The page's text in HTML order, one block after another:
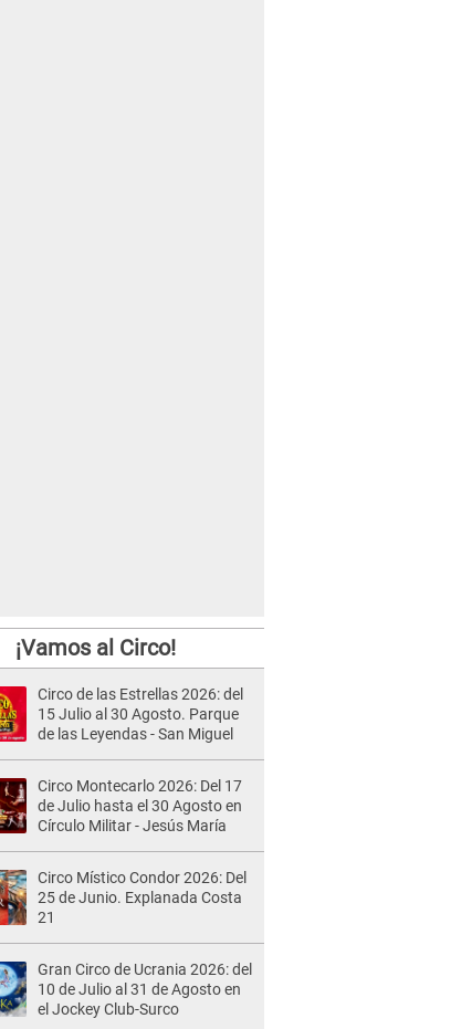
¡Vamos al Circo!
Circo de las Estrellas 2026: del
15 Julio al 30 Agosto. Parque
de las Leyendas - San Miguel
Circo Montecarlo 2026: Del 17
de Julio hasta el 30 Agosto en
Círculo Militar - Jesús María
Circo Místico Condor 2026: Del
25 de Junio. Explanada Costa
21
Gran Circo de Ucrania 2026: del
10 de Julio al 31 de Agosto en
el Jockey Club-Surco